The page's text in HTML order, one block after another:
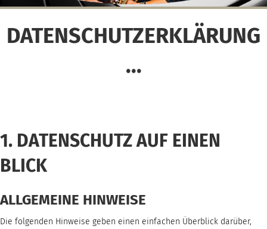
DATENSCHUTZERKLÄRUNG
...
1. DATENSCHUTZ AUF EINEN
BLICK
ALLGEMEINE HINWEISE
Die folgenden Hinweise geben einen einfachen Überblick darüber,